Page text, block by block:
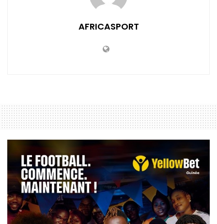
AFRICASPORT